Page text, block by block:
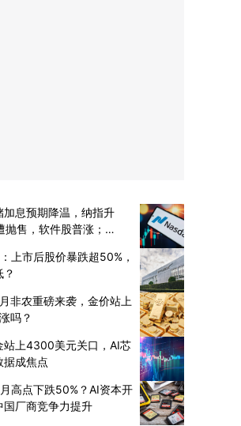
加息预期降温，纳指升
售，软件股普涨；
上市后股价暴跌超50%，
非农重磅来袭，金价站上
吗？
站上4300美元关口，AI芯
据成焦点
高点下跌50%？AI资本开
厂商竞争力提升